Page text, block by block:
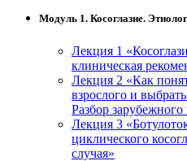
Модуль 1. Косоглазие.
Лекция 1
клиническая
Лекция 2 «Как
взрослого и
Разбор зарубежного
Лекция 3
циклического
случая»